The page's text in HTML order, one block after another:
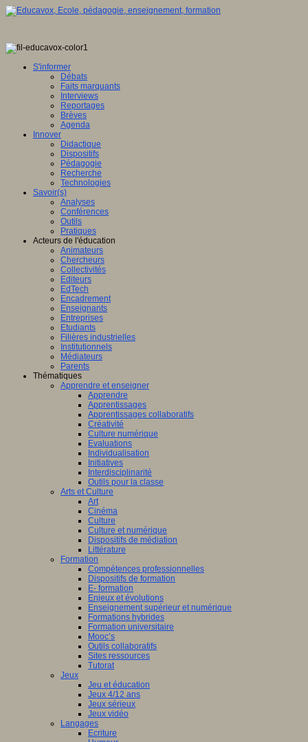
S'informer
Débats
Faits marquants
Interviews
Reportages
Brèves
Agenda
Innover
Didactique
Dispositifs
Pédagogie
Recherche
Technologies
Savoir(s)
Analyses
Conférences
Outils
Pratiques
Acteurs de l'éducation
Animateurs
Chercheurs
Collectivités
Editeurs
EdTech
Encadrement
Enseignants
Entreprises
Etudiants
Filières industrielles
Institutionnels
Médiateurs
Parents
Thématiques
Apprendre et enseigner
Apprendre
Apprentissages
Apprentissages collaboratifs
Créativité
Culture numérique
Evaluations
Individualisation
Initiatives
Interdisciplinarité
Outils pour la classe
Arts et Culture
Art
Cinéma
Culture
Culture et numérique
Dispositifs de médiation
Littérature
Formation
Compétences professionnelles
Dispositifs de formation
E- formation
Enjeux et évolutions
Enseignement supérieur et numérique
Formations hybrides
Formation universitaire
Mooc’s
Outils collaboratifs
Sites ressources
Tutorat
Jeux
Jeu et éducation
Jeux 4/12 ans
Jeux sérieux
Jeux vidéo
Langages
Ecriture